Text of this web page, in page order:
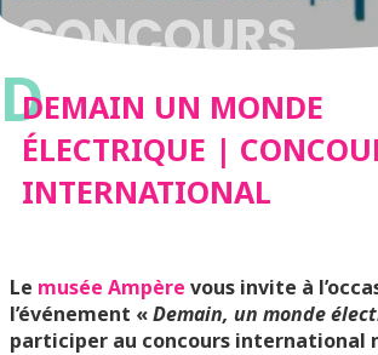
CONCOURS
INTERNATIONAL
DDEMAIN UN MONDE
ÉLECTRIQUE |
INTERNATIONAL
Le musée Ampère vous invite à
l’événement «Demain, un monde
participer au concours international